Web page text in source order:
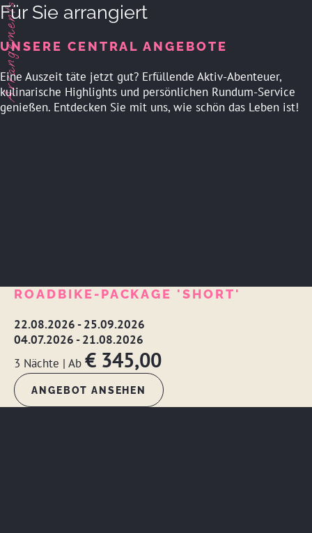
Arrangements
Für Sie arrangiert
UNSERE CENTRAL ANGEBOTE
Eine Auszeit täte jetzt gut? Erfüllende Aktiv-Abenteuer,
kulinarische Highlights und persönlichen Rundum-Service
genießen. Entdecken Sie mit uns, wie schön das Leben ist!
ROADBIKE-PACKAGE 'SHORT'
22.08.2026 - 25.09.2026
04.07.2026 - 21.08.2026
3 Nächte | Ab € 345,00
ANGEBOT ANSEHEN